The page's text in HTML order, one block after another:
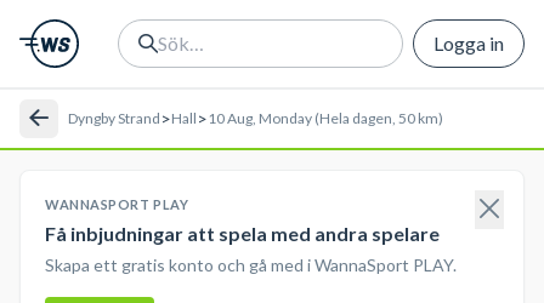
Logga in
Dyngby Strand >Hall >10 Aug, Monday (Hela dagen, 50 km)
WANNASPORT PLAY
Få inbjudningar att spela med andra spelare
Skapa ett gratis konto och gå med i WannaSport PLAY.